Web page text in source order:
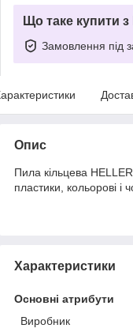
Що таке купити
Замовлення під
Опис
Пила кільцева
пластики, кольорові і
Характеристики
Основні атрибути
Виробник